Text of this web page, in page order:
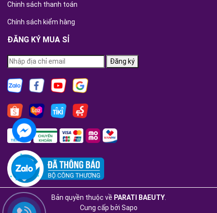
Chinh sách thanh toán
Chính sách kiểm hàng
ĐĂNG KÝ MUA SỈ
Đăng ký
Bản quyền thuộc về PARATI BAEUTY.
Cung cấp bởi Sapo